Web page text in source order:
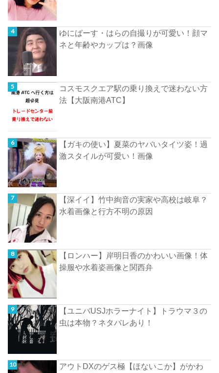
ゆにばーす・はらの自撮りが可愛い！顔マ
ネと年齢やカップは？画像
コスモスクエア駅の乗り換えで迷わない方
法【大阪南港ATC】
【ガキの使い】夏菜のヤバいタイツ姿！過
激スタイルが可愛い！画像
【深イイ】竹中絢音の実家や高校は岐阜？
水着画像と行方不明の原因
【ロンハー】岸明日香のかわいい画像！体
操服や水着姿画像と関西弁
【ユニバUSJホラーナイト】トラウマ３の
虫は本物？ネタバレあり！
アウトDXのゲス極【ほないこか】がかわ